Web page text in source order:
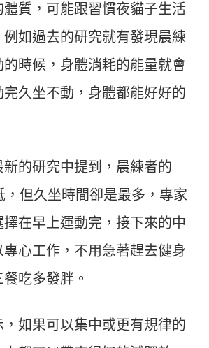
質，可能跟習慣夜貓子生活
如過去的研究就有發現晨練
時候，身體消耗的能量就會
完久坐不動，身體都能好好的
的研究中提到，晨練者的
，但久坐時間卻是最多，專家
在早上運動完，接下來的中
心工作，不用急著趕去健身
吃多發胖。
如果可以集中或更有規律的